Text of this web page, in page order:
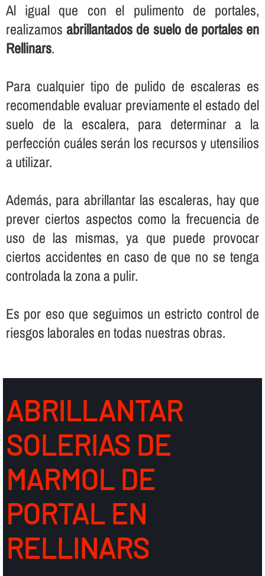
Al igual que con el pulimento de portales,
realizamosabrillantados de suelo de portales en
Rellinars.
Para cualquier tipo de pulido de escaleras es
recomendable evaluar previamente el estado del
suelo de la escalera, para determinar a la
perfección cuáles serán los recursos y utensilios
a utilizar.
Además, para abrillantar las escaleras, hay que
prever ciertos aspectos como la frecuencia de
uso de las mismas, ya que puede provocar
ciertos accidentes en caso de que no se tenga
controlada la zona a pulir.
Es por eso que seguimos un estricto control de
riesgos laborales en todas nuestras obras.
ABRILLANTAR
SOLERIAS DE
MARMOL DE
PORTAL EN
RELLINARS